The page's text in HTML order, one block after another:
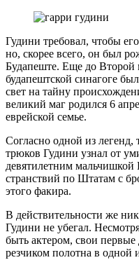
Гудини требовал, чтобы
но, скорее всего, он был
Будапеште. Еще до Второй
будапештской синагоге
свет на тайну
великий маг родился 6
еврейской семье.
Согласно одной из
трюков Гудини узнал от
девятилетним
странствий по Штатам с
этого факира.
В действительности же
Гудини не убегал.
быть актером, свои первые
резчиком полотна в одной